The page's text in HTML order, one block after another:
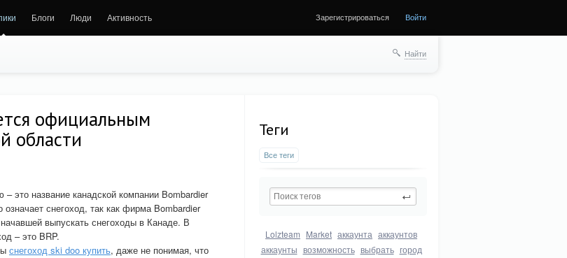
Блоги Люди Активность Зарегистрироваться Войти
Найти
Теги
Все теги
Lolzteam Market аккаунта аккаунтов
аккаунты возможность выбрать город
официальным
области
это название канадской компании Bombardier
снегоход, так как фирма Bombardier
выпускать снегоходы в Канаде. В
– это BRP.
снегоход ski doo купить, даже не понимая, что